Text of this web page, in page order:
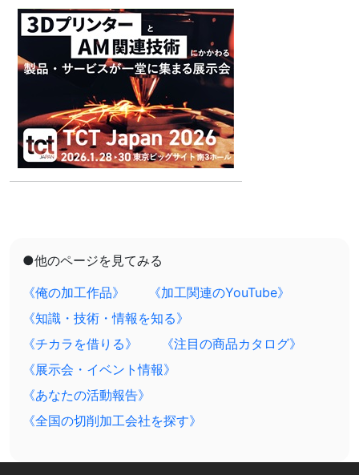
●他のページを見てみる
《俺の加工作品》
《加工関連のYouTube》
《知識・技術・情報を知る》
《チカラを借りる》
《注目の商品カタログ》
《展示会・イベント情報》
《あなたの活動報告》
《全国の切削加工会社を探す》